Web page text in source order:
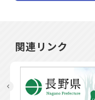
関連リンク